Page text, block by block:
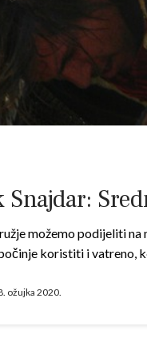
Snajdar:
možemo podijeliti na
koristiti i vatreno,
ožujka 2020.